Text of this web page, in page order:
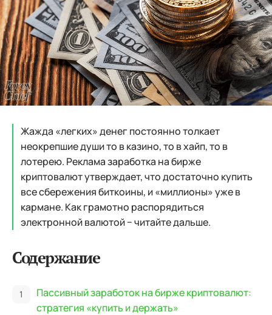
Жажда «легких» денег постоянно толкает
неокрепшие души то в казино, то в хайп, то в
лотерею. Реклама заработка на бирже
криптовалют утверждает, что достаточно купить
все сбережения биткоины, и «миллионы» уже в
кармане. Как грамотно распорядиться
электронной валютой − читайте дальше.
Содержание
Пассивный заработок на бирже криптовалют:
стратегия «купить и держать»